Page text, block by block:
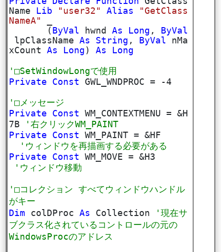
Name
Lib "user32" Alias
"GetClass
NameA"
( ByVal hwndAs Long ,
ByVal
lpClassNameAs String , ByVal nMa
xCountAs Long )As Long
'□SetWindowLongで使用
Private
Const GWL_WNDPROC = -4
'□メッセージ
Private
Const
WM_CONTEXTMENU = &H
7B
'右クリックWM_PAINT
Private
Const
WM_PAINT = &HF
'ウィンドウを再描画する必要がある
Private
Const
WM_MOVE = &H3
'ウィンドウ移動
'□コレクション すべてウィンドウハンドル
がキー
Dim colDProcAs Collection
'現在サ
ブクラス化されているコントロールの元の
WindowsProcのアドレス